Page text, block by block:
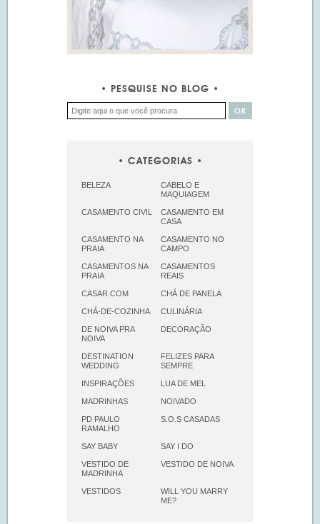
PESQUISE NO BLOG
CATEGORIAS
BELEZA
CABELO E
MAQUIAGEM
CASAMENTO CIVIL
CASAMENTO EM
CASA
CASAMENTO NA
PRAIA
CASAMENTO NO
CAMPO
CASAMENTOS NA
PRAIA
CASAMENTOS
REAIS
CASAR.COM CHÁ DE PANELA
CHÁ-DE-COZINHA CULINÁRIA
DE NOIVA PRA
NOIVA
DECORAÇÃO
DESTINATION
WEDDING
FELIZES PARA
SEMPRE
INSPIRAÇÕES LUA DE MEL
MADRINHAS NOIVADO
PD PAULO
RAMALHO
S.O.S CASADAS
SAY BABY SAY I DO
VESTIDO DE
MADRINHA
VESTIDO DE NOIVA
VESTIDOS
WILL YOU MARRY
ME?